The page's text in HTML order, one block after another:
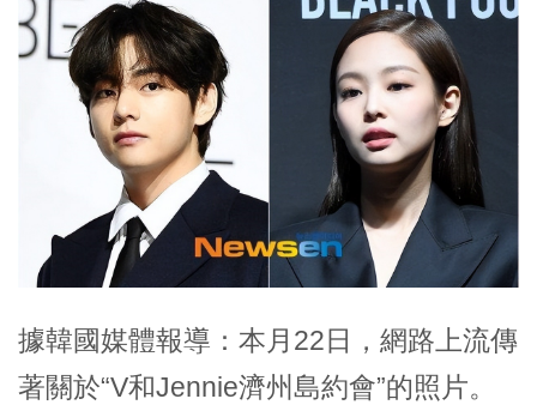
據韓國媒體報導：本月22日，網路上流傳
著關於“V和Jennie濟州島約會”的照片。